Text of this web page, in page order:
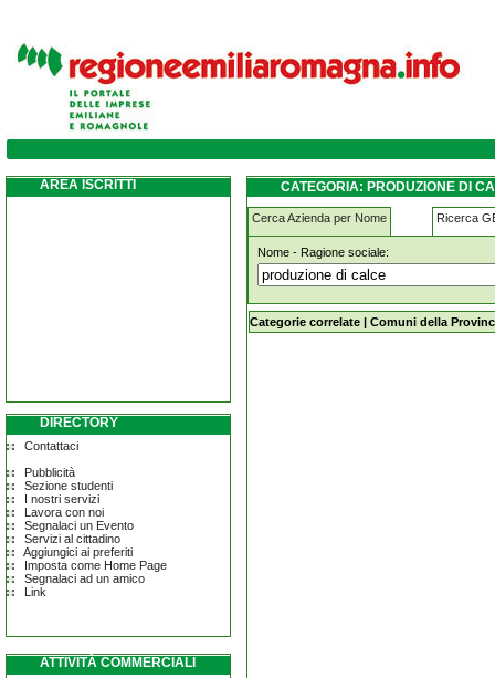
produzione-di-calce lugagnano-val-d-arda
AREA ISCRITTI
DIRECTORY
Contattaci
Pubblicità
Sezione studenti
I nostri servizi
Lavora con noi
Segnalaci un Evento
Servizi al cittadino
Aggiungici ai preferiti
Imposta come Home Page
Segnalaci ad un amico
Link
ATTIVITÀ COMMERCIALI
CATEGORIA: PRODUZIONE DI
Cerca Azienda per Nome Ricerca
Nome - Ragione sociale:
produzione-di-calce lugagnano-val-
Categorie correlate | Comuni della